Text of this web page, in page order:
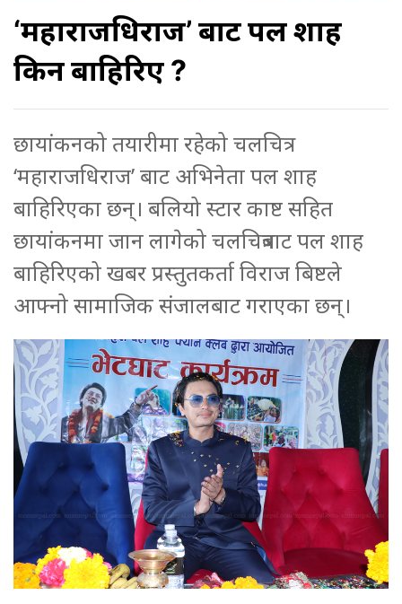
‘महाराजधिराज’ बाट पल शाह
किन बाहिरिए ?
छायांकनको तयारीमा रहेको चलचित्र
‘महाराजधिराज’ बाट अभिनेता पल शाह
बाहिरिएका छन्। बलियो स्टार काष्ट सहित
छायांकनमा जान लागेको चलचित्रबाट पल शाह
बाहिरिएको खबर प्रस्तुतकर्ता विराज बिष्टले
आफ्नो सामाजिक संजालबाट गराएका छन्।